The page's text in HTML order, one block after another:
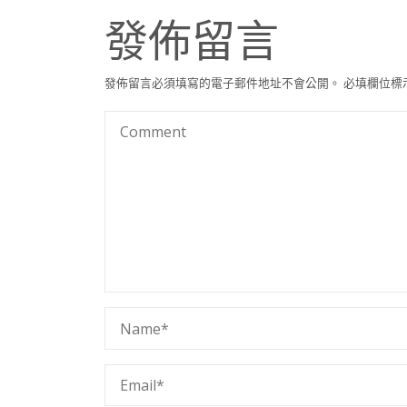
發佈留言
發佈留言必須填寫的電子郵件地址不會公開。 必填欄位